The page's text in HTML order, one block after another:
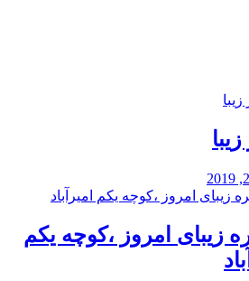
زیبا
زیبای امروز ،کوچه یکم